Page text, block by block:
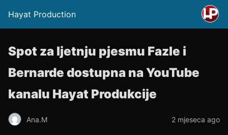
Hayat Production
Spot za ljetnju pjesmu Fazle i
Bernarde dostupna na YouTube
kanalu Hayat Produkcije
Ana.M 2 mjeseca ago